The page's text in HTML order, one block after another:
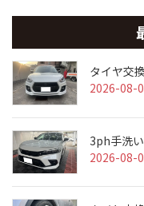
タイヤ交
2026-08-
3ph手洗
2026-08-